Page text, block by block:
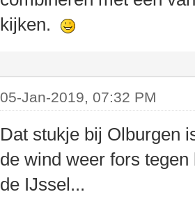
kijken.
05-Jan-2019, 07:32 PM
Dat stukje bij Olburgen
de wind weer fors
de IJssel...